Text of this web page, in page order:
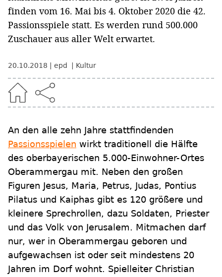
finden vom 16. Mai bis 4. Oktober 2020 die 42.
Passionsspiele statt. Es werden rund 500.000
Zuschauer aus aller Welt erwartet.
20.10.2018 epd Kultur
An den alle zehn Jahre stattfindenden
Passionsspielen wirkt traditionell die Hälfte
des oberbayerischen 5.000-Einwohner-Ortes
Oberammergau mit. Neben den großen
Figuren Jesus, Maria, Petrus, Judas, Pontius
Pilatus und Kaiphas gibt es 120 größere und
kleinere Sprechrollen, dazu Soldaten, Priester
und das Volk von Jerusalem. Mitmachen darf
nur, wer in Oberammergau geboren und
aufgewachsen ist oder seit mindestens 20
Jahren im Dorf wohnt. Spielleiter Christian